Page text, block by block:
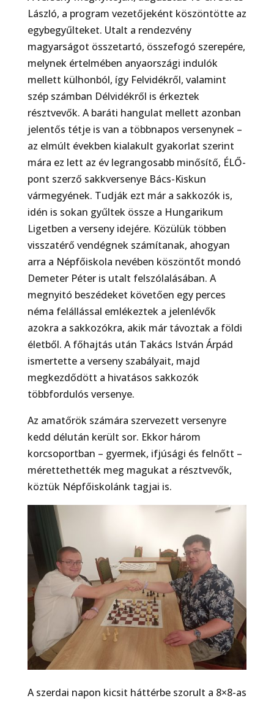
László, a program vezetőjeként köszöntötte az
egy­begyűlteket. Utalt a rendezvény
magyarságot összetartó, összefogó szerepére,
melynek értelmében anyaországi indulók
mellett külhonból, így Felvidékről, valamint
szép számban Délvidékről is ér­keztek
résztvevők. A baráti hangulat mellett azonban
jelentős tétje is van a többnapos versenynek –
az elmúlt években kialakult gyakorlat szerint
mára ez lett az év legrangosabb minősítő, ÉLŐ-
pont szerző sakkversenye Bács-Kiskun
vármegyének. Tudják ezt már a sakkozók is,
idén is sokan gyűltek össze a Hungarikum
Ligetben a verseny idejére. Közülük többen
visszatérő vendég­nek számítanak, ahogyan
arra a Népfőiskola nevében köszöntőt mondó
Demeter Péter is utalt fel­szólalásában. A
megnyitó beszédeket követően egy perces
néma felállással emlékeztek a jelenlévők
azokra a sakkozók­ra, akik már távoztak a földi
életből. A főhajtás után Takács István Árpád
ismertette a ver­seny szabályait, majd
megkezdődött a hivatásos sakkozók
többfordulós versenye.
Az amatőrök számára szervezett versenyre
kedd délután került sor. Ekkor három
korcsoportban – gyermek, ifjúsági és felnőtt –
mérettethették meg magukat a résztvevők,
köztük Népfőiskolánk tagjai is.
A szerdai napon kicsit háttérbe szorult a 8×8-as